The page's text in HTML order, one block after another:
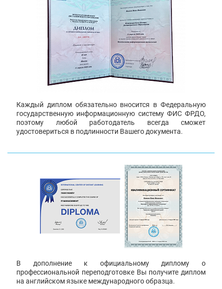
Каждый диплом обязательно вносится в Федеральную
государственную информационную систему ФИС ФРДО,
поэтому любой работодатель всегда сможет
удостовериться в подлинности Вашего документа.
В дополнение к официальному диплому о
профессиональной переподготовке Вы получите диплом
на английском языке международного образца.